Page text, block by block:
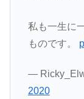
私も一生に
ものです。
—
2020